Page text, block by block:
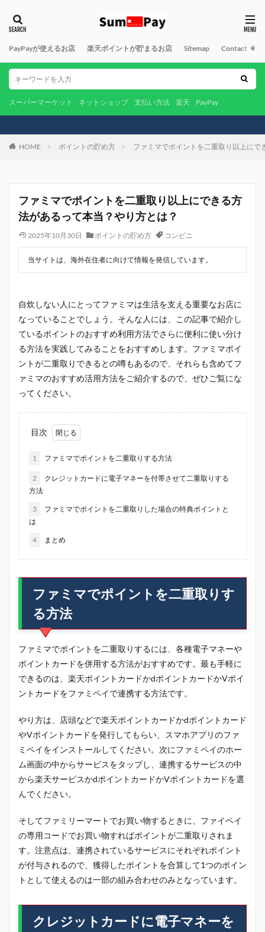
PayPayが使えるお店 楽天ポイントが貯まるお店 Sitemap Contact
スーパーマーケット ネットショップ 支払い方法 楽天 PayPay
HOME ポイントの貯め方 ファミマでポイントを二重取り以上に
ファミマでポイントを二重取り以上にできる方
法があるって本当？やり方とは？
2025年10月30日 ポイントの貯め方 コンビニ
当サイトは、海外在住者に向けて情報を発信しています。
自炊しない人にとってファミマは生活を支える重要なお店に
なっていることでしょう。そんな人には、この記事で紹介し
ているポイントのおすすめ利用方法でさらに便利に使い分け
る方法を実践してみることをおすすめします。ファミマポイ
ントが二重取りできるとの噂もあるので、それらも含めてフ
ァミマのおすすめ活用方法をご紹介するので、ぜひご覧にな
ってください。
目次
1 ファミマでポイントを二重取りする方法
2
クレジットカードに電子マネーを付帯させて二重取りする
方法
3
ファミマでポイントを二重取りした場合の特典ポイントと
は
4 まとめ
ファミマでポイントを二重取りす
る方法
ファミマでポイントを二重取りするには、各種電子マネーや
ポイントカードを併用する方法がおすすめです。最も手軽に
できるのは、楽天ポイントカードかdポイントカードかVポイ
ントカードをファミペイで連携する方法です。
やり方は、店頭などで楽天ポイントカードかdポイントカード
やVポイントカードを発行してもらい、スマホアプリのファ
ミペイをインストールしてください。次にファミペイのホー
ム画面の中からサービスをタップし、連携するサービスの中
から楽天サービスかdポイントカードかVポイントカードを選
んでください。
そしてファミリーマートでお買い物するときに、ファイペイ
の専用コードでお買い物すればポイントが二重取りされま
す。注意点は、連携されているサービスにそれぞれポイント
が付与されるので、獲得したポイントを合算して1つのポイン
トとして使えるのは一部の組み合わせのみとなっています。
クレジットカードに電子マネーを